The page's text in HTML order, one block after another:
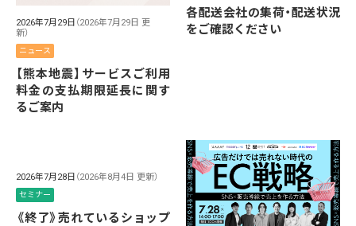
2026年7月29日 （2026年7月29日 更
新）
ニュース
【熊本地震】サービスご利用
料金の支払期限延長に関す
るご案内
各配送会社の集荷・配送状況
をご確認ください
2026年7月28日 （2026年8月4日 更新）
セミナー
《終了》売れているショップ